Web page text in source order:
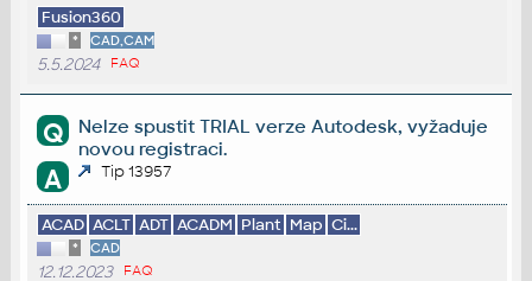
Fusion360
* CAD,CAM
5.5.2024 FAQ
Q
Nelze spustit TRIAL verze Autodesk, vyžaduje
novou registraci.
A Tip 13957
ACAD ACLT ADT ACADM Plant Map Ci...
* CAD
12.12.2023 FAQ